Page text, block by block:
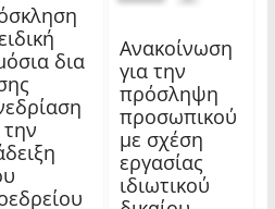
δια
την
Ανακοίνωση
για την
πρόσληψη
προσωπικού
με σχέση
εργασίας
ιδιωτικού